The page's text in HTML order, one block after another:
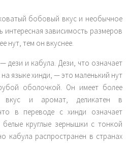
бобовый вкус и необычное
интересная зависимость размеров
нут, тем он вкуснее.
дези и кабула. Дези, что означает
языке хинди, — это маленький нут
оболочкой. Он имеет более
и аромат, деликатен в
в переводе с хинди означает
круглые зернышки с тонкой
кабула распространен в странах